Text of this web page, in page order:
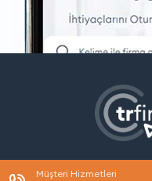
Müşteri Hizmetleri